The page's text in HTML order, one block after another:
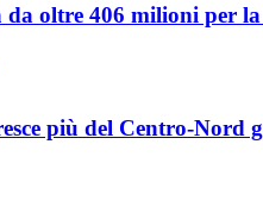
oltre 406 milioni per
più del Centro-Nord